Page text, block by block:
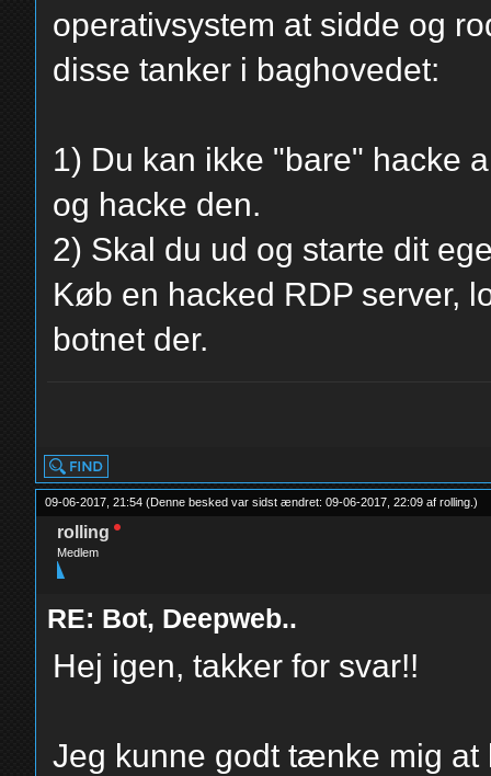
operativsystem at sidde og
disse tanker i baghovedet:
1) Du kan ikke "bare" hacke
og hacke den.
2) Skal du ud og starte dit
Køb en hacked RDP server,
botnet der.
09-06-2017, 21:54(Denne besked var sidst ændret: 09-06-2017, 22:09 afrolling .)
rolling
Medlem
RE: Bot, Deepweb..
Hej igen, takker for svar!!
Jeg kunne godt tænke mig